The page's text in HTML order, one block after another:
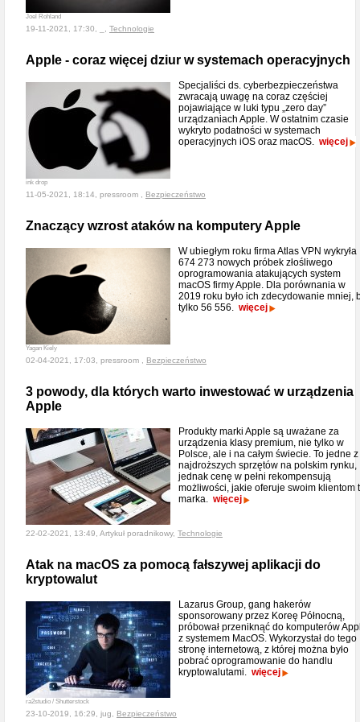
Joel Rohland
19-11-2021, 17:30, _, Technologie
Apple - coraz więcej dziur w systemach operacyjnych
ink drop
Specjaliści ds. cyberbezpieczeństwa
zwracają uwagę na coraz częściej
pojawiające w luki typu „zero day”
urządzaniach Apple. W ostatnim czasie
wykryto podatności w systemach
operacyjnych iOS oraz macOS. więcej
11-05-2021, 18:14, pressroom , Bezpieczeństwo
Znaczący wzrost ataków na komputery Apple
Yagan Kiely
W ubiegłym roku firma Atlas VPN wykryła
674 273 nowych próbek złośliwego
oprogramowania atakujących system
macOS firmy Apple. Dla porównania w
2019 roku było ich zdecydowanie mniej,
tylko 56 556. więcej
02-04-2021, 17:03, pressroom , Bezpieczeństwo
3 powody, dla których warto inwestować w urządzenia
Apple
Produkty marki Apple są uważane za
urządzenia klasy premium, nie tylko w
Polsce, ale i na całym świecie. To jedne z
najdroższych sprzętów na polskim rynku,
jednak cenę w pełni rekompensują
możliwości, jakie oferuje swoim klientom
marka. więcej
22-02-2021, 13:49, Artykuł poradnikowy, Technologie
Atak na macOS za pomocą fałszywej aplikacji do
kryptowalut
ra2studio / Shutterstock
Lazarus Group, gang hakerów
sponsorowany przez Koreę Północną,
próbował przeniknąć do komputerów
z systemem MacOS. Wykorzystał do tego
stronę internetową, z której można było
pobrać oprogramowanie do handlu
kryptowalutami. więcej
23-10-2019, 16:29, jug, Bezpieczeństwo